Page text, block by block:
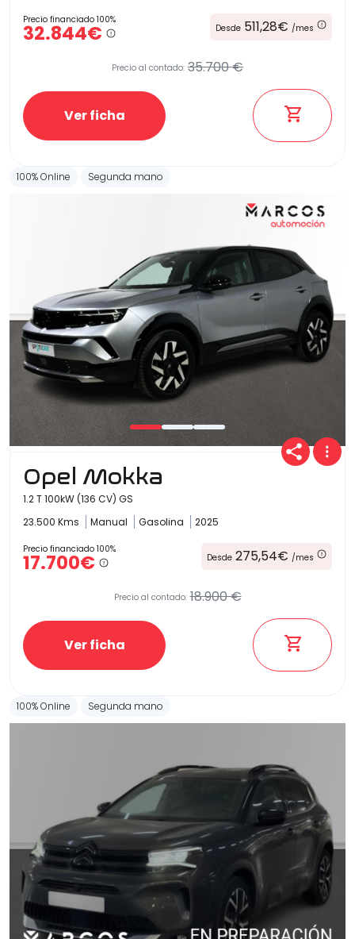
Precio financiado 100%
32.844€ Desde 511,28€ /mes
Precio al contado: 35.700 €
Ver ficha
100% Online Segunda mano
Opel Mokka
1.2 T 100kW (136 CV) GS
23.500 Kms
Manual Gasolina 2025
Precio financiado 100%
17.700€ Desde 275,54€ /mes
Precio al contado: 18.900 €
Ver ficha
100% Online Segunda mano